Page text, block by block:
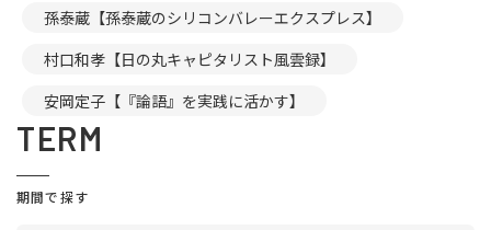
孫泰蔵【孫泰蔵のシリコンバレーエクスプレス】
村口和孝【日の丸キャピタリスト風雲録】
安岡定子【『論語』を実践に活かす】
TERM
期間で探す